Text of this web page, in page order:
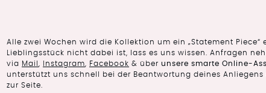
Alle zwei Wochen wird die Kollektion um ein „Statement Piece“
Lieblingsstück nicht dabei ist, lass es uns wissen. Anfragen
via Mail Instagram Facebook & über unsere smarte Online-
unterstützt uns schnell bei der Beantwortung deines
zur Seite.